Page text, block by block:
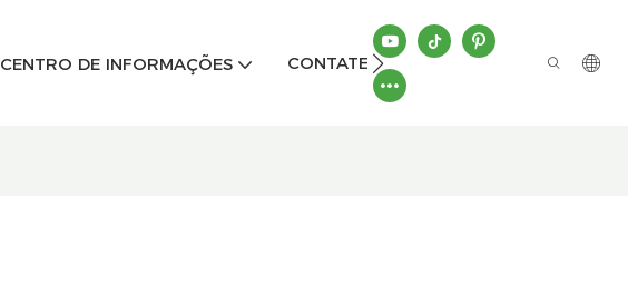
CENTRO DE INFORMAÇÕES CONTATE-NOS